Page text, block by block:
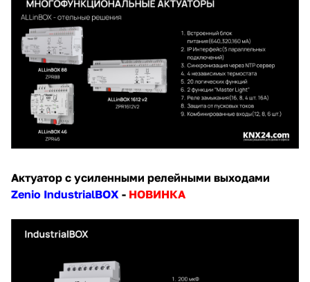
Актуатор с усиленными релейными выходами
Zenio IndustrialBOX - НОВИНКА